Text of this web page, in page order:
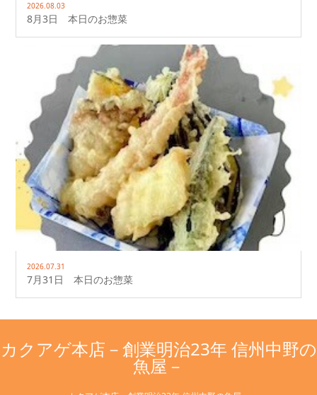
2026.08.03
8月3日 本日のお惣菜
2026.07.31
7月31日 本日のお惣菜
カクアゲ本店－創業明治23年 信州中野の
魚屋－